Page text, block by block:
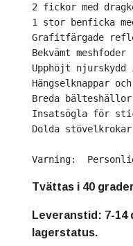
2 fickor med
1 stor benficka
Grafitfärgade
Bekvämt meshfoder
Upphöjt njurskydd
Hängselknappar
Breda
Insatsögla för
Dolda stövelkrokar
Varning:
Tvättas i 40
Leveranstid: 7-14
lagerstatus.